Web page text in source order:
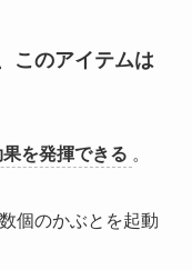
このアイテムは
を発揮できる 。
個のかぶとを起動